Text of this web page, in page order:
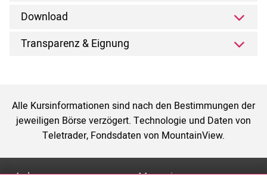
Download
Transparenz & Eignung
Alle Kursinformationen sind nach den Bestimmungen der
jeweiligen Börse verzögert. Technologie und Daten von
Teletrader, Fondsdaten von MountainView.